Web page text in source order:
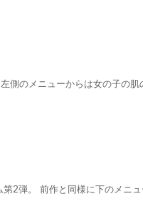
側のメニューからは女の子の肌
2弾。 前作と同様に下のメニュ